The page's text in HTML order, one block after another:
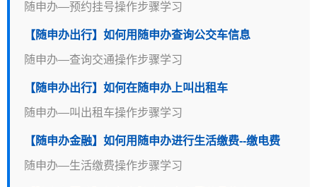
随申办—预约挂号操作步骤学习
【随申办出行】如何用随申办查询公交车信息
随申办—查询交通操作步骤学习
【随申办出行】如何在随申办上叫出租车
随申办—叫出租车操作步骤学习
【随申办金融】如何用随申办进行生活缴费--缴电费
随申办—生活缴费操作步骤学习